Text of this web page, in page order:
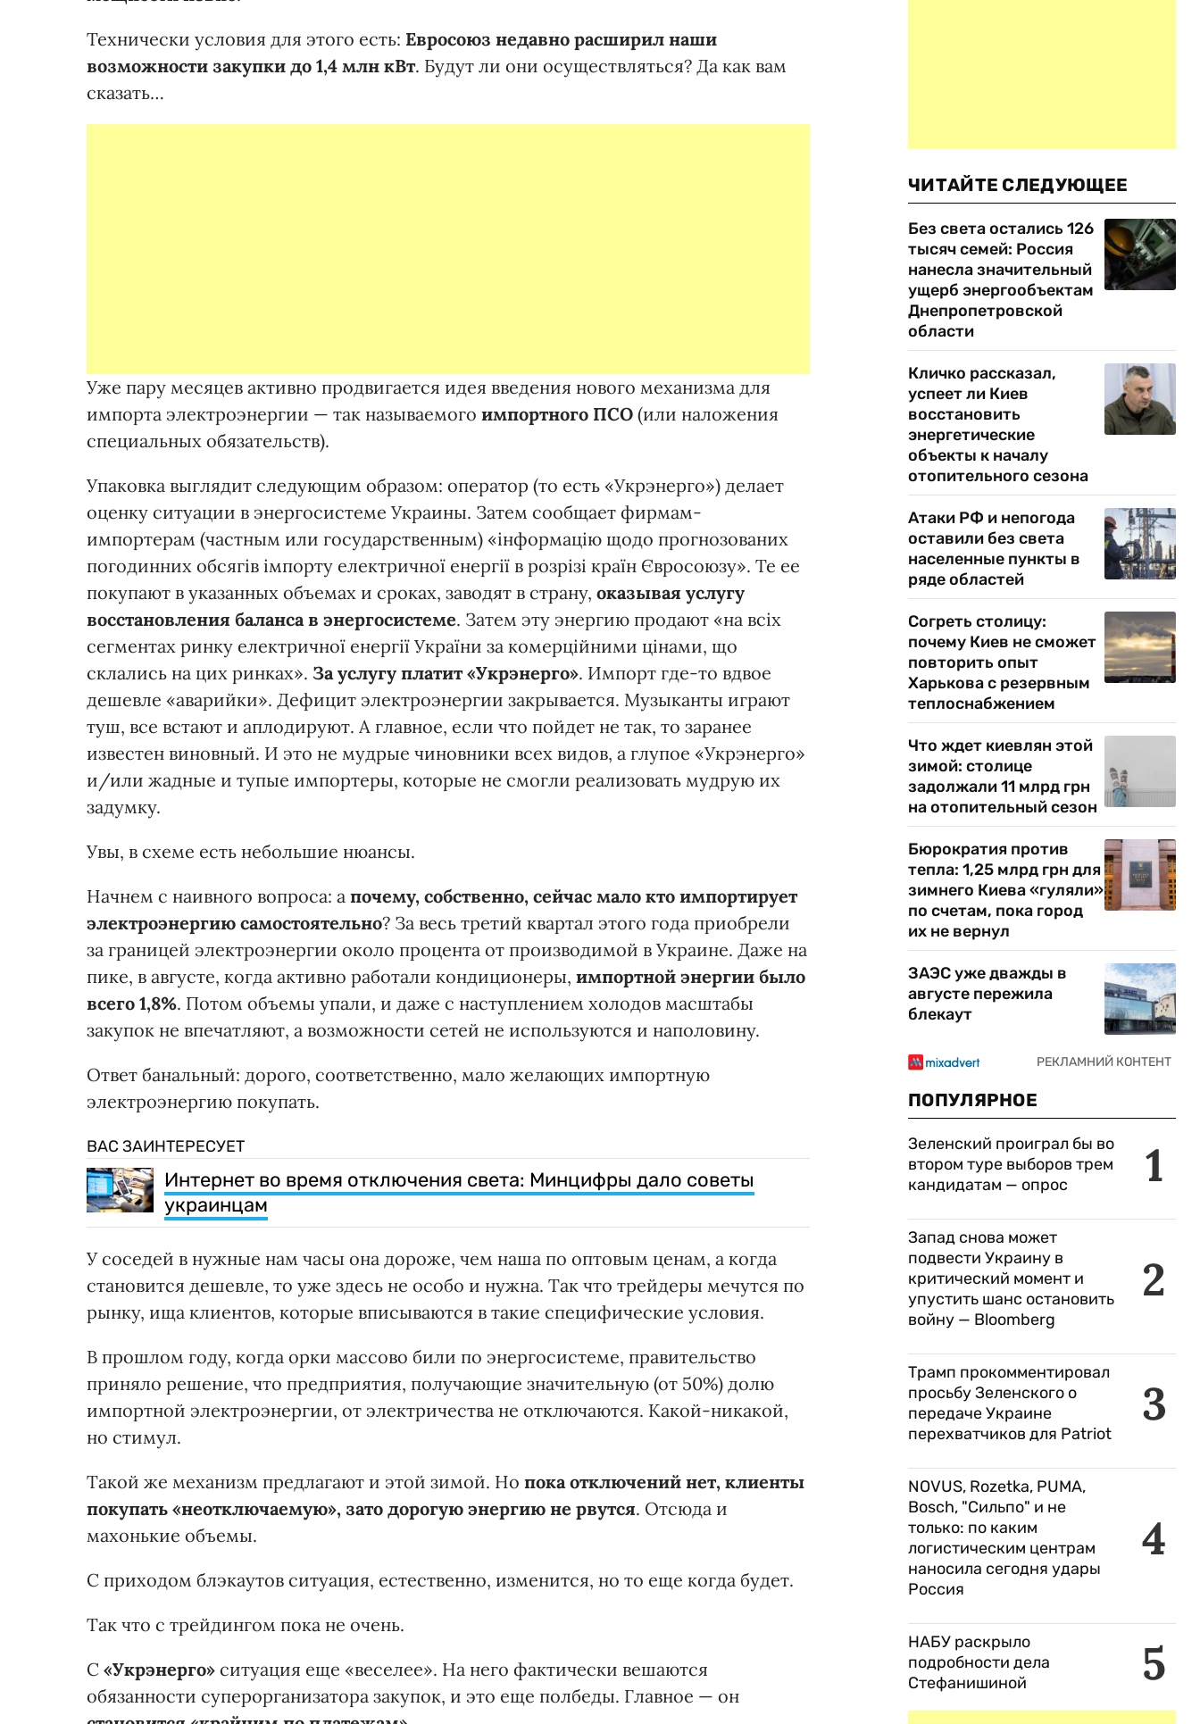
Технически условия для этого есть: Евросоюз недавно расширил наши
возможности закупки до 1,4 млн кВт. Будут ли они осуществляться? Да как вам
сказать…
Уже пару месяцев активно продвигается идея введения нового механизма для
импорта электроэнергии — так называемого импортного ПСО (или наложения
специальных обязательств).
Упаковка выглядит следующим образом: оператор (то есть «Укрэнерго») делает
оценку ситуации в энергосистеме Украины. Затем сообщает фирмам-
импортерам (частным или государственным) «інформацію щодо прогнозованих
погодинних обсягів імпорту електричної енергії в розрізі країн Євросоюзу». Те ее
покупают в указанных объемах и сроках, заводят в страну, оказывая услугу
восстановления баланса в энергосистеме. Затем эту энергию продают «на всіх
сегментах ринку електричної енергії України за комерційними цінами, що
склались на цих ринках». За услугу платит «Укрэнерго». Импорт где-то вдвое
дешевле «аварийки». Дефицит электроэнергии закрывается. Музыканты играют
туш, все встают и аплодируют. А главное, если что пойдет не так, то заранее
известен виновный. И это не мудрые чиновники всех видов, а глупое «Укрэнерго»
и/или жадные и тупые импортеры, которые не смогли реализовать мудрую их
задумку.
Увы, в схеме есть небольшие нюансы.
Начнем с наивного вопроса: а почему, собственно, сейчас мало кто импортирует
электроэнергию самостоятельно? За весь третий квартал этого года приобрели
за границей электроэнергии около процента от производимой в Украине. Даже на
пике, в августе, когда активно работали кондиционеры, импортной энергии было
всего 1,8%. Потом объемы упали, и даже с наступлением холодов масштабы
закупок не впечатляют, а возможности сетей не используются и наполовину.
Ответ банальный: дорого, соответственно, мало желающих импортную
электроэнергию покупать.
ВАС ЗАИНТЕРЕСУЕТ
Интернет во время отключения света: Минцифры дало советы
украинцам
У соседей в нужные нам часы она дороже, чем наша по оптовым ценам, а когда
становится дешевле, то уже здесь не особо и нужна. Так что трейдеры мечутся по
рынку, ища клиентов, которые вписываются в такие специфические условия.
В прошлом году, когда орки массово били по энергосистеме, правительство
приняло решение, что предприятия, получающие значительную (от 50%) долю
импортной электроэнергии, от электричества не отключаются. Какой-никакой,
но стимул.
Такой же механизм предлагают и этой зимой. Но пока отключений нет, клиенты
покупать «неотключаемую», зато дорогую энергию не рвутся. Отсюда и
махонькие объемы.
С приходом блэкаутов ситуация, естественно, изменится, но то еще когда будет.
Так что с трейдингом пока не очень.
С «Укрэнерго» ситуация еще «веселее». На него фактически вешаются
обязанности суперорганизатора закупок, и это еще полбеды. Главное — он
ЧИТАЙТЕ СЛЕДУЮЩЕЕ
Без света остались 126
тысяч семей: Россия
нанесла значительный
ущерб энергообъектам
Днепропетровской
области
Кличко рассказал,
успеет ли Киев
восстановить
энергетические
объекты к началу
отопительного сезона
Атаки РФ и непогода
оставили без света
населенные пункты в
ряде областей
Согреть столицу:
почему Киев не сможет
повторить опыт
Харькова с резервным
теплоснабжением
Что ждет киевлян этой
зимой: столице
задолжали 11 млрд грн
на отопительный сезон
Бюрократия против
тепла: 1,25 млрд грн для
зимнего Киева «гуляли»
по счетам, пока город
их не вернул
ЗАЭС уже дважды в
августе пережила
блекаут
ПОПУЛЯРНОЕ
1
Зеленский проиграл бы во
втором туре выборов трем
кандидатам — опрос
2
Запад снова может
подвести Украину в
критический момент и
упустить шанс остановить
войну — Bloomberg
3
Трамп прокомментировал
просьбу Зеленского о
передаче Украине
перехватчиков для Patriot
4
NOVUS, Rozetka, PUMA,
Bosch, "Сильпо" и не
только: по каким
логистическим центрам
наносила сегодня удары
Россия
5
НАБУ раскрыло
подробности дела
Стефанишиной